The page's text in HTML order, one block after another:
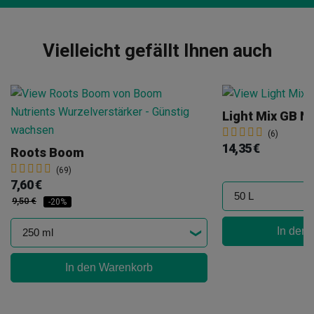
Vielleicht gefällt Ihnen auch
Roots Boom
(69)
7,60 €
9,50 € -20%
In den Warenkorb
Light Mix GB
(6)
14,35 €
In den